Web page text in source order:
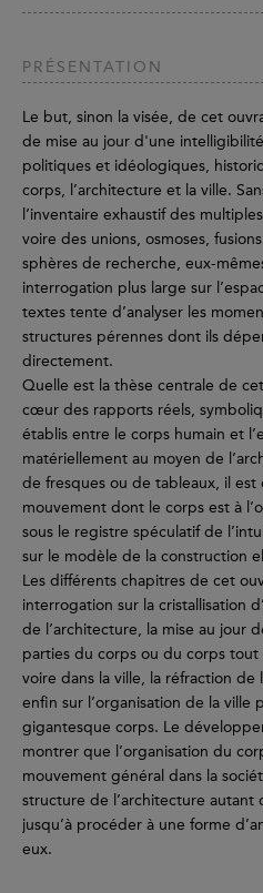
PRÉSENTATION
Le but, sinon la visée, de cet
de mise au jour d'une
politiques et idéologiques,
corps, l’architecture et la ville.
l’inventaire exhaustif des
voire des unions, osmoses,
sphères de recherche, eux-
interrogation plus large sur
textes tente d’analyser les
structures pérennes dont ils
directement.
Quelle est la thèse centrale de
cœur des rapports réels,
établis entre le corps humain et
matériellement au moyen de
de fresques ou de tableaux, il est
mouvement dont le corps est à
sous le registre spéculatif de
sur le modèle de la construction
Les différents chapitres de cet
interrogation sur la cristallisation
de l’architecture, la mise au jour
parties du corps ou du corps tout
voire dans la ville, la réfraction de
enfin sur l’organisation de la ville
gigantesque corps. Le
montrer que l’organisation du
mouvement général dans la
structure de l’architecture autant
jusqu’à procéder à une forme
eux.